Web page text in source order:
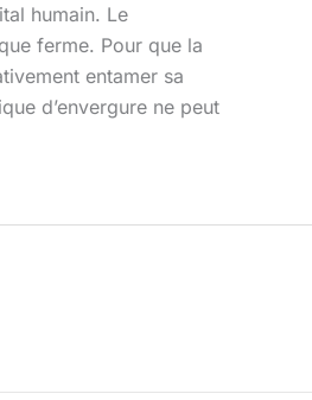
humain. Le
ferme. Pour que la
entamer sa
d’envergure ne peut